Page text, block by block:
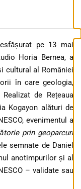
pe 13 mai
Horia Bernea, a
cultural al României
în care geologia,
de Rețeaua
Kogayon alături de
evenimentul a
prin geoparcuri
semnate de Daniel
anotimpurilor și al
– validate sau